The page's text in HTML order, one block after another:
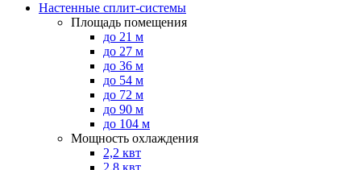
Настенные сплит-системы
Площадь помещения
до 21 м
до 27 м
до 36 м
до 54 м
до 72 м
до 90 м
до 104 м
Мощность охлаждения
2,2 квт
2,8 квт